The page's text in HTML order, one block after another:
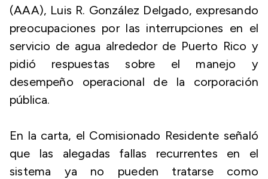
(AAA), Luis R. González Delgado, expresando
preocupaciones por las interrupciones en el
servicio de agua alrededor de Puerto Rico y
pidió respuestas sobre el manejo y
desempeño operacional de la corporación
pública.
En la carta, el Comisionado Residente señaló
que las alegadas fallas recurrentes en el
sistema ya no pueden tratarse como